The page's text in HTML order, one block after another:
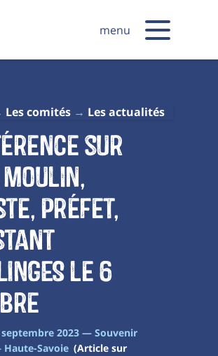
menu
Les comités Les actualités
sur
préfet,
le 6
septembre 2023 — Souvenir
Savoie (Article sur